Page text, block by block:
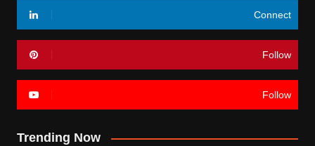
Connect
Follow
Follow
Trending Now